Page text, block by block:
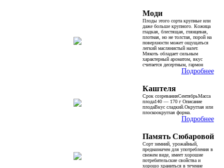
Моди
Плоды этого сорта крупные или
даже больше крупного. Кожица
гладкая, блестящая, глянцевая,
плотная, но не толстая, порой на
поверхности может ощущаться
легкий маслянистый налет.
Мякоть обладает сильным
характерный ароматом, вкус
считается десертным, гармон
Подробнее
Каштеля
Срок созреванияСентябрьМасса
плода140 — 170 г Описание
плодаВкус сладкий.Округлая или
плоскоокруглая форма.
Подробнее
Память Сюбаровой
Сорт зимний, урожайный,
предназначен для употребления в
свежем виде, имеет хорошие
потребительские свойства и
хорошо храниться в течение